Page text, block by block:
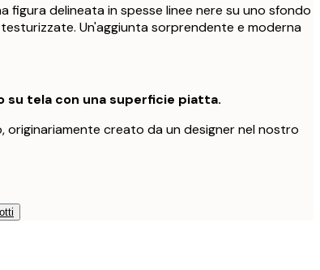
figura delineata in spesse linee nere su uno sfondo
Un'aggiunta sorprendente e moderna
tela con una superficie piatta.
originariamente creato da un designer nel nostro